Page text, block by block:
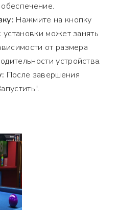
Нажмите на кнопку
может занять
от размера
устройства.
После завершения